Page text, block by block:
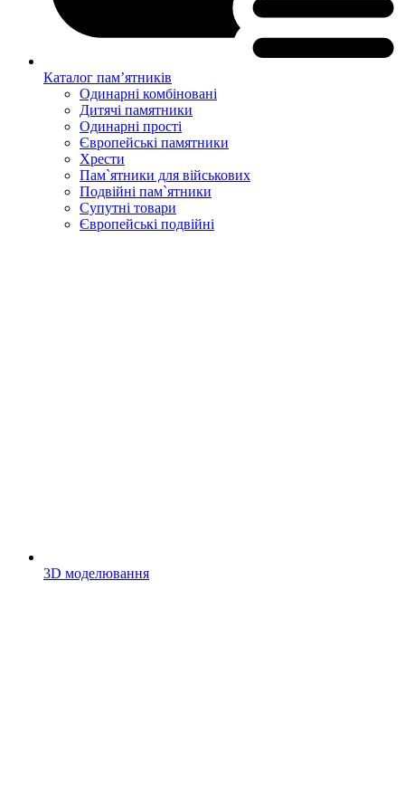
Каталог пам’ятників
Одинарні комбіновані
Дитячі памятники
Одинарні прості
Європейські памятники
Хрести
Пам`ятники для військових
Подвійні пам`ятники
Супутні товари
Європейські подвійні
3D моделювання